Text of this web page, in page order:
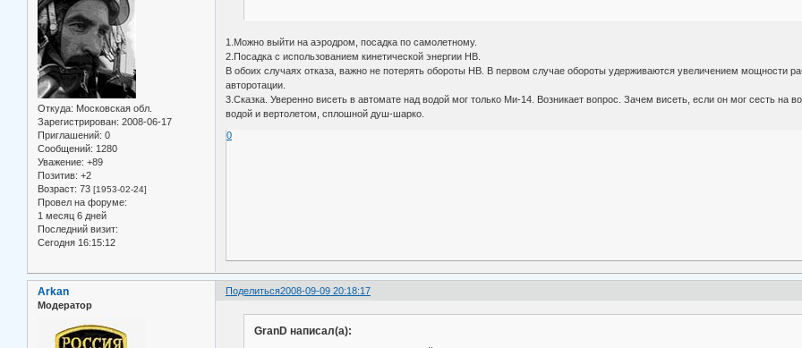
Откуда: Московская обл.
Зарегистрирован: 2008-06-17
Приглашений: 0
Сообщений: 1280
Уважение: +89
Позитив: +2
Возраст: 73 [1953-02-24]
Провел на форуме:
1 месяц 6 дней
Последний визит:
Сегодня 16:15:12
1.Можно выйти на аэродром, посадка по самолетному.
2.Посадка с использованием кинетической энергии НВ.
В обоих случаях отказа, важно не потерять обороты НВ. В первом случае обороты удерживаются увеличением мощности
авторотации.
3.Сказка. Уверенно висеть в автомате над водой мог только Ми-14. Возникает вопрос. Зачем висеть, если он мог сесть
водой и вертолетом, сплошной душ-шарко.
0
Поделиться2008-09-09 20:18:17
Arkan
Модератор
GranD написал(а):